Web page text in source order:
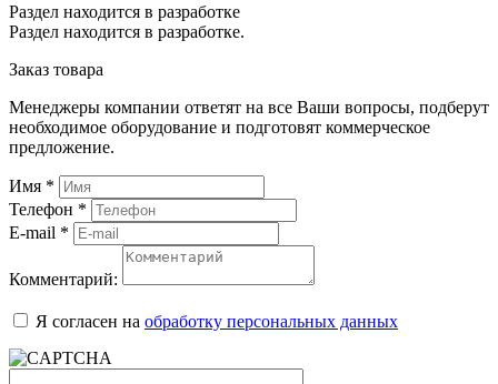
Раздел находится в разработке
Раздел находится в разработке.
Заказ товара
Менеджеры компании ответят на все Ваши вопросы, подберут
необходимое оборудование и подготовят коммерческое
предложение.
Имя *
Телефон *
E-mail *
Комментарий:
Я согласен на обработку персональных данных